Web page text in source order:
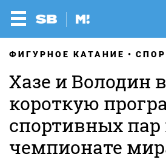
ФИГУРНОЕ КАТАНИЕ
Хазе и Володин
короткую
спортивных пар
чемпионате